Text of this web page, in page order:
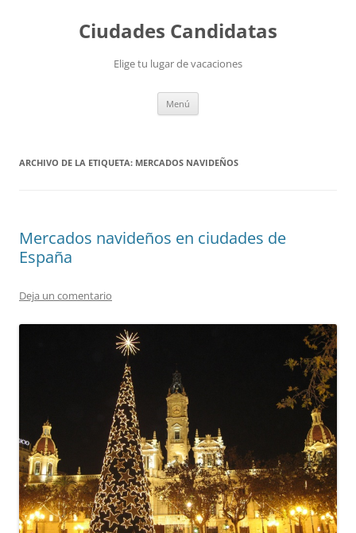
Ciudades Candidatas
Elige tu lugar de vacaciones
Menú
ARCHIVO DE LA ETIQUETA: MERCADOS NAVIDEÑOS
Mercados navideños en ciudades de
España
Deja un comentario